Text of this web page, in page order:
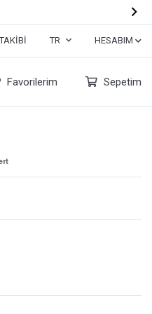

TR HESABIM
Favorilerim Sepetim